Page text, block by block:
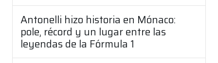
Antonelli hizo historia en Mónaco:
pole, récord y un lugar entre las
leyendas de la Fórmula 1